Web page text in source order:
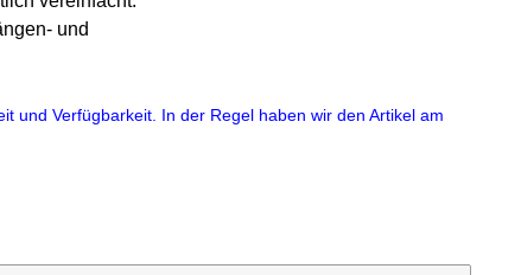
und
und Verfügbarkeit. In der Regel haben wir den Artikel am